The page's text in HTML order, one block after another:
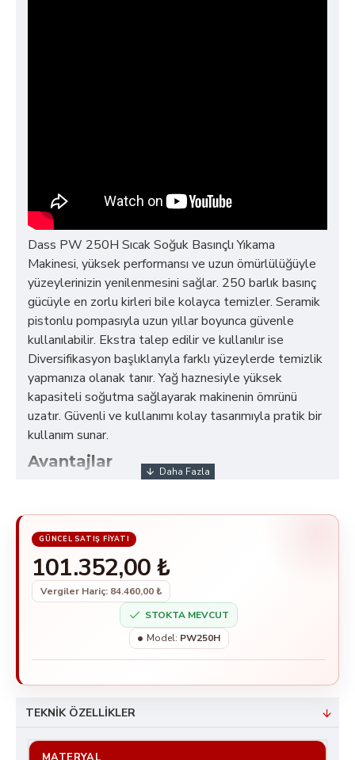
Dass PW 250H Sıcak Soğuk Basınçlı Yıkama
Makinesi, yüksek performansı ve uzun ömürlülüğüyle
yüzeylerinizin yenilenmesini sağlar. 250 barlık basınç
gücüyle en zorlu kirleri bile kolayca temizler. Seramik
pistonlu pompasıyla uzun yıllar boyunca güvenle
kullanılabilir. Ekstra talep edilir ve kullanılır ise
Diversifikasyon başlıklarıyla farklı yüzeylerde temizlik
yapmanıza olanak tanır. Yağ haznesiyle yüksek
kapasiteli soğutma sağlayarak makinenin ömrünü
uzatır. Güvenli ve kullanımı kolay tasarımıyla pratik bir
kullanım sunar.
Avantajlar
Uzun ömürlü kullanım
İş gücünden tasarruf
Pratik kullanım
Ağır hizmetler için uygunluk
Kullanım Alanları
Araba yıkama
Motosiklet yıkama
Bahçe temizliği
İnşaat alanları
Önemli Özellikler
250 bar basınç gücüyle en zorlu kirleri bile
101.352,00 ₺
Vergiler Hariç: 84.460,00 ₺
STOKTA MEVCUT
Model: PW250H
TEKNIK ÖZELLIKLER